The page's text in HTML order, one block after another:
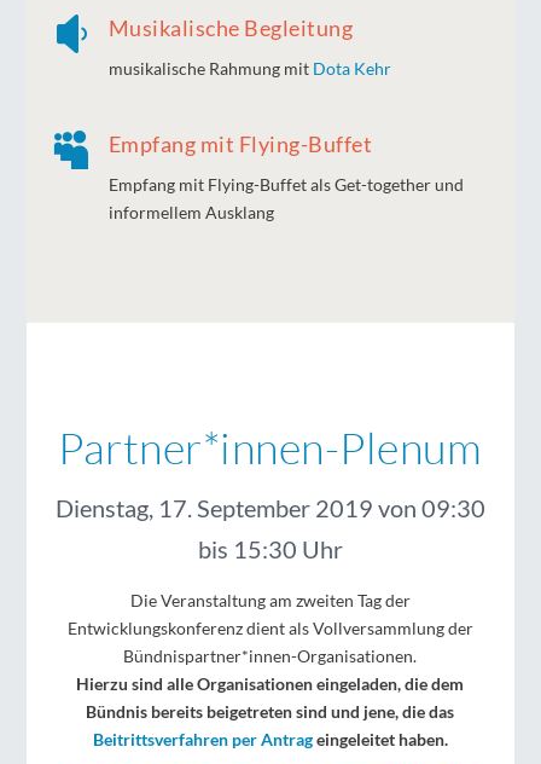
 Musikalische Begleitung
musikalische Rahmung mit Dota Kehr
 Empfang mit Flying-Buffet
Empfang mit Flying-Buffet als Get-together und
informellem Ausklang
Partner*innen-Plenum
Dienstag, 17. September 2019 von 09:30
bis 15:30 Uhr
Die Veranstaltung am zweiten Tag der
Entwicklungskonferenz dient als Vollversammlung der
Bündnispartner*innen-Organisationen.
Hierzu sind alle Organisationen eingeladen, die dem
Bündnis bereits beigetreten sind und jene, die das
Beitrittsverfahren per Antrageingeleitet haben.